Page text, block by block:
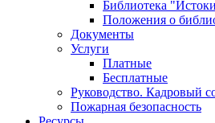
Библиотека
Положения о
Документы
Услуги
Платные
Бесплатные
Руководство. Кадровый
Пожарная безопасность